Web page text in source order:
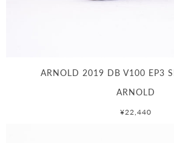
ARNOLD 2019 DB V100 EP3
ARNOLD
¥22,440